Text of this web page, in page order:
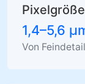
Pixelgröße
1,4–5,6
Von